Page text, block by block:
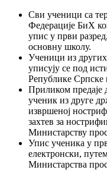
Сви ученици са
Федерације БиХ
упис у први
основну школу.
Ученици из
уписују се под
Републике
Приликом предаје
ученик из друге
извршеној
захтев за
Министарству
Упис ученика у
електронски,
Министарства